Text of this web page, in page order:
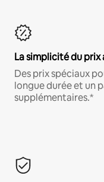
La simplicité du prix
Des prix spéciaux
longue durée et un
supplémentaires.*